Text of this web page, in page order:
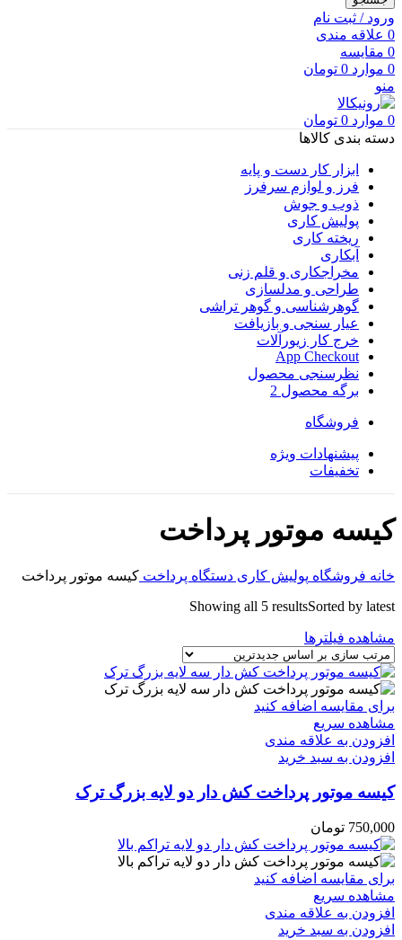
ورود / ثبت نام
0 علاقه مندی
0 مقایسه
0 موارد 0 تومان
منو
0 موارد 0 تومان
دسته بندی کالاها
ابزار کار دست و پایه
فرز و لوازم سرفرز
ذوب و جوش
پولیش کاری
ریخته کاری
آبکاری
مخراجکاری و قلم زنی
طراحی و مدلسازی
گوهرشناسی و گوهر تراشی
عیار سنجی و بازیافت
خرج کار زیورآلات
App Checkout
نظرسنجی محصول
برگه محصول 2
فروشگاه
پیشنهادات ویژه
تخفیفات
کیسه موتور پرداخت
خانه فروشگاه پولیش کاری دستگاه پرداخت کیسه موتور پرداخت
Showing all 5 resultsSorted by latest
مشاهده فیلترها
برای مقایسه اضافه کنید
مشاهده سریع
افزودن به علاقه مندی
افزودن به سبد خرید
کیسه موتور پرداخت کش دار دو لایه بزرگ ترک
750,000 تومان
برای مقایسه اضافه کنید
مشاهده سریع
افزودن به علاقه مندی
افزودن به سبد خرید